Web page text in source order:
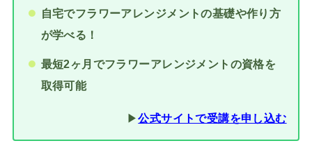
自宅でフラワーアレンジメントの基礎や作り方
が学べる！
最短2ヶ月でフラワーアレンジメントの資格を
取得可能
▶︎公式サイトで受講を申し込む